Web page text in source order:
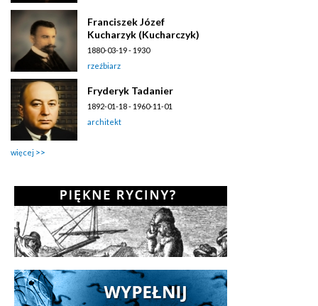
Franciszek Józef
Kucharzyk (Kucharczyk)
1880-03-19 - 1930
rzeźbiarz
Fryderyk Tadanier
1892-01-18 - 1960-11-01
architekt
więcej